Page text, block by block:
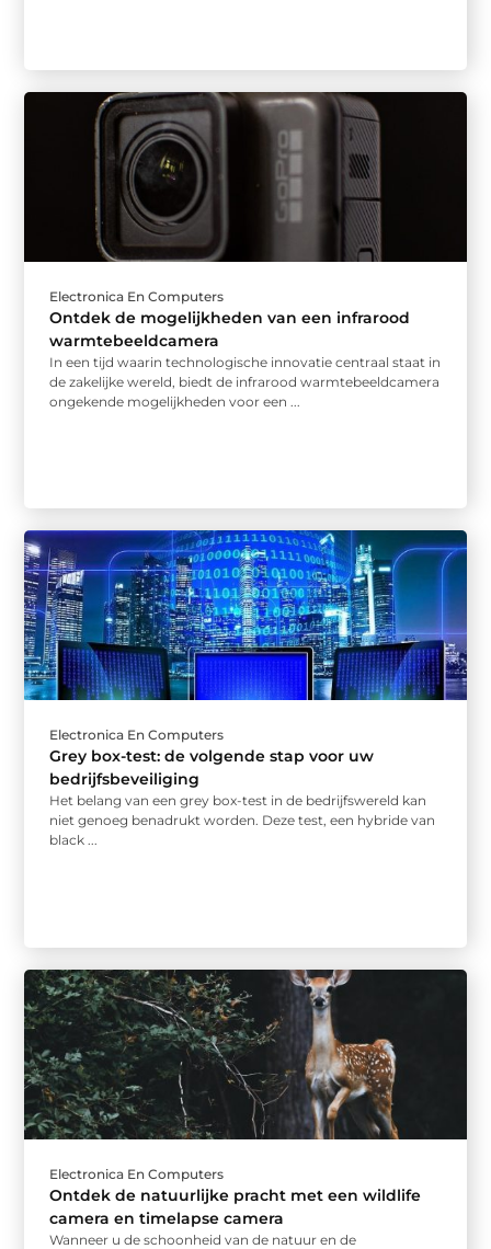
Electronica En Computers
Ontdek de mogelijkheden van een infrarood
warmtebeeldcamera
In een tijd waarin technologische innovatie centraal staat in
de zakelijke wereld, biedt de infrarood warmtebeeldcamera
ongekende mogelijkheden voor een ...
Electronica En Computers
Grey box-test: de volgende stap voor uw
bedrijfsbeveiliging
Het belang van een grey box-test in de bedrijfswereld kan
niet genoeg benadrukt worden. Deze test, een hybride van
black ...
Electronica En Computers
Ontdek de natuurlijke pracht met een wildlife
camera en timelapse camera
Wanneer u de schoonheid van de natuur en de